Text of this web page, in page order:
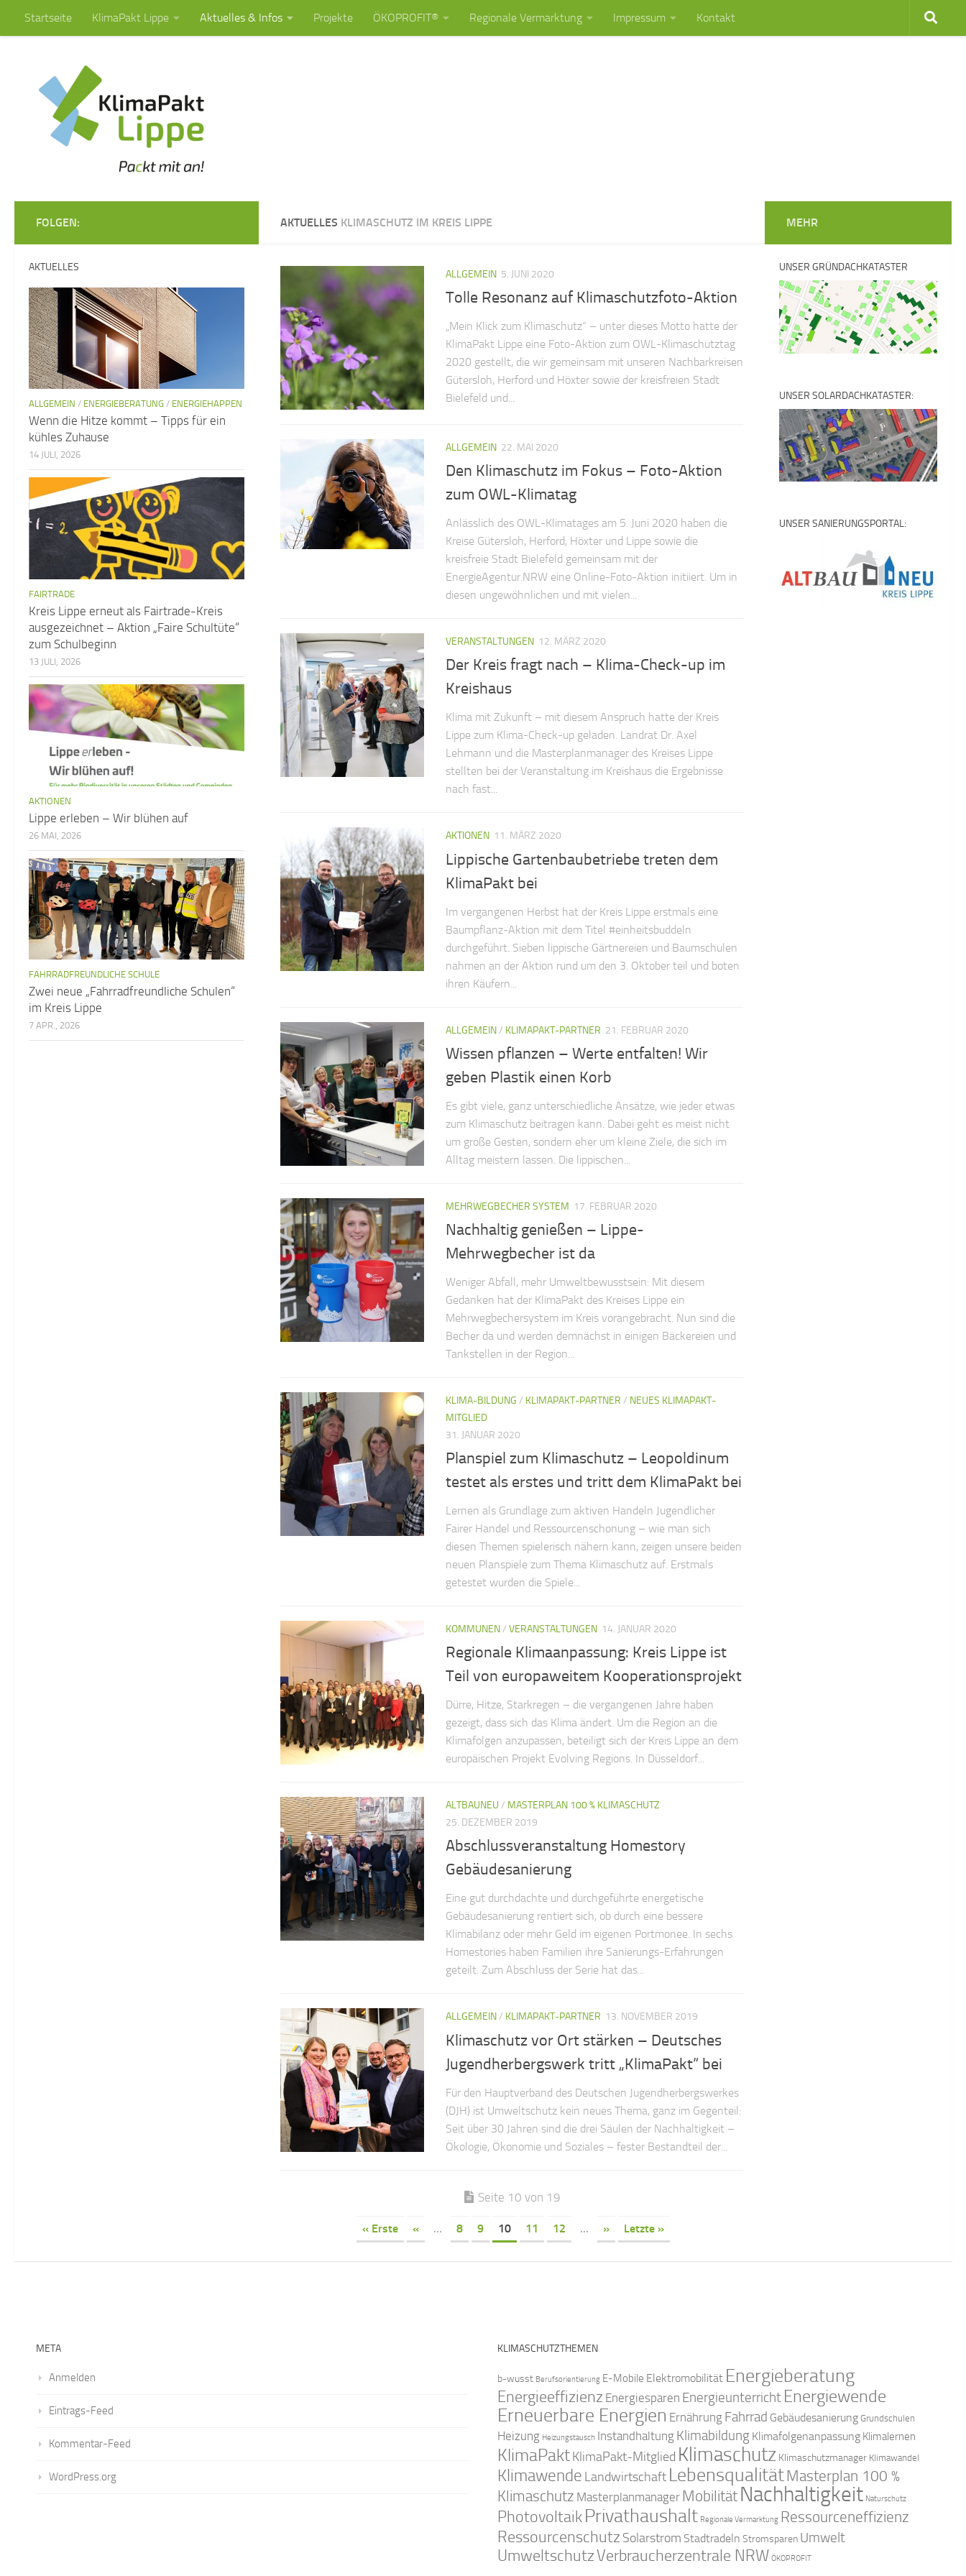
Zum Inhalt springen
Startseite KlimaPakt Lippe Aktuelles & Infos Projekte ÖKOPROFIT® Regionale Vermarktung Impressum Kontakt
AKTUELLES KLIMASCHUTZ IM KREIS LIPPE
ALLGEMEIN 5. JUNI 2020
Tolle Resonanz auf Klimaschutzfoto-Aktion
„Mein Klick zum Klimaschutz“ – unter dieses Motto hatte der
KlimaPakt Lippe eine Foto-Aktion zum OWL-Klimaschutztag
2020 gestellt, die wir gemeinsam mit unseren Nachbarkreisen
Gütersloh, Herford und Höxter sowie der kreisfreien Stadt
Bielefeld und...
ALLGEMEIN 22. MAI 2020
Den Klimaschutz im Fokus – Foto-Aktion
zum OWL-Klimatag
Anlässlich des OWL-Klimatages am 5. Juni 2020 haben die
Kreise Gütersloh, Herford, Höxter und Lippe sowie die
kreisfreie Stadt Bielefeld gemeinsam mit der
EnergieAgentur.NRW eine Online-Foto-Aktion initiiert. Um in
diesen ungewöhnlichen und mit vielen...
VERANSTALTUNGEN 12. MÄRZ 2020
Der Kreis fragt nach – Klima-Check-up im
Kreishaus
Klima mit Zukunft – mit diesem Anspruch hatte der Kreis
Lippe zum Klima-Check-up geladen. Landrat Dr. Axel
Lehmann und die Masterplanmanager des Kreises Lippe
stellten bei der Veranstaltung im Kreishaus die Ergebnisse
nach fast...
AKTIONEN 11. MÄRZ 2020
Lippische Gartenbaubetriebe treten dem
KlimaPakt bei
Im vergangenen Herbst hat der Kreis Lippe erstmals eine
Baumpflanz-Aktion mit dem Titel #einheitsbuddeln
durchgeführt. Sieben lippische Gärtnereien und Baumschulen
nahmen an der Aktion rund um den 3. Oktober teil und boten
ihren Käufern...
ALLGEMEIN/ KLIMAPAKT-PARTNER 21. FEBRUAR 2020
Wissen pflanzen – Werte entfalten! Wir
geben Plastik einen Korb
Es gibt viele, ganz unterschiedliche Ansätze, wie jeder etwas
zum Klimaschutz beitragen kann. Dabei geht es meist nicht
um große Gesten, sondern eher um kleine Ziele, die sich im
Alltag meistern lassen. Die lippischen...
MEHRWEGBECHER SYSTEM 17. FEBRUAR 2020
Nachhaltig genießen – Lippe-
Mehrwegbecher ist da
Weniger Abfall, mehr Umweltbewusstsein: Mit diesem
Gedanken hat der KlimaPakt des Kreises Lippe ein
Mehrwegbechersystem im Kreis vorangebracht. Nun sind die
Becher da und werden demnächst in einigen Bäckereien und
Tankstellen in der Region...
KLIMA-BILDUNG / KLIMAPAKT-PARTNER / NEUES KLIMAPAKT-
MITGLIED
31. JANUAR 2020
Planspiel zum Klimaschutz – Leopoldinum
testet als erstes und tritt dem KlimaPakt bei
Lernen als Grundlage zum aktiven Handeln Jugendlicher
Fairer Handel und Ressourcenschonung – wie man sich
diesen Themen spielerisch nähern kann, zeigen unsere beiden
neuen Planspiele zum Thema Klimaschutz auf. Erstmals
getestet wurden die Spiele...
KOMMUNEN/ VERANSTALTUNGEN 14. JANUAR 2020
Regionale Klimaanpassung: Kreis Lippe ist
Teil von europaweitem Kooperationsprojekt
Dürre, Hitze, Starkregen – die vergangenen Jahre haben
gezeigt, dass sich das Klima ändert. Um die Region an die
Klimafolgen anzupassen, beteiligt sich der Kreis Lippe an dem
europäischen Projekt Evolving Regions. In Düsseldorf...
ALTBAUNEU / MASTERPLAN 100 % KLIMASCHUTZ
25. DEZEMBER 2019
Abschlussveranstaltung Homestory
Gebäudesanierung
Eine gut durchdachte und durchgeführte energetische
Gebäudesanierung rentiert sich, ob durch eine bessere
Klimabilanz oder mehr Geld im eigenen Portmonee. In sechs
Homestories haben Familien ihre Sanierungs-Erfahrungen
geteilt. Zum Abschluss der Serie hat das...
ALLGEMEIN/ KLIMAPAKT-PARTNER 13. NOVEMBER 2019
Klimaschutz vor Ort stärken – Deutsches
Jugendherbergswerk tritt „KlimaPakt“ bei
Für den Hauptverband des Deutschen Jugendherbergswerkes
(DJH) ist Umweltschutz kein neues Thema, ganz im Gegenteil:
Seit über 30 Jahren sind die drei Säulen der Nachhaltigkeit –
Ökologie, Ökonomie und Soziales – fester Bestandteil der...
Seite 10 von 19
« Erste « ... 8 9 10 11 12 ... » Letzte »
FOLGEN:
AKTUELLES
ALLGEMEIN / ENERGIEBERATUNG / ENERGIEHAPPEN
Wenn die Hitze kommt – Tipps für ein
kühles Zuhause
14 JULI, 2026
FAIRTRADE
Kreis Lippe erneut als Fairtrade-Kreis
ausgezeichnet – Aktion „Faire Schultüte“
zum Schulbeginn
13 JULI, 2026
AKTIONEN
Lippe erleben – Wir blühen auf
26 MAI, 2026
FAHRRADFREUNDLICHE SCHULE
Zwei neue „Fahrradfreundliche Schulen“
im Kreis Lippe
7 APR., 2026
MEHR
UNSER GRÜNDACHKATASTER
UNSER SOLARDACHKATASTER:
UNSER SANIERUNGSPORTAL:
META
Anmelden
Eintrags-Feed
Kommentar-Feed
WordPress.org
KLIMASCHUTZTHEMEN
b-wusst Berufsorientierung E-Mobile Elektromobilität Energieberatung
Energieeffizienz Energiesparen Energieunterricht Energiewende
Erneuerbare Energien Ernährung Fahrrad Gebäudesanierung Grundschulen
Heizung Heizungstausch Instandhaltung Klimabildung Klimafolgenanpassung Klimalernen
KlimaPaktKlimaPakt-Mitglied Klimaschutz Klimaschutzmanager Klimawandel
Klimawende Landwirtschaft LebensqualitätMasterplan 100 %
Klimaschutz Masterplanmanager Mobilität Nachhaltigkeit Naturschutz
PhotovoltaikPrivathaushalt Regionale Vermarktung Ressourceneffizienz
Ressourcenschutz Solarstrom Stadtradeln Stromsparen Umwelt
UmweltschutzVerbraucherzentrale NRW ÖKOPROFIT